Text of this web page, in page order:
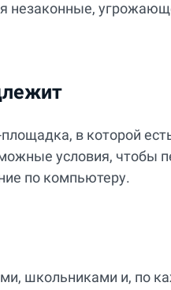
незаконные,
в которой
условия, чтобы
по компьютеру.
школьниками и, по